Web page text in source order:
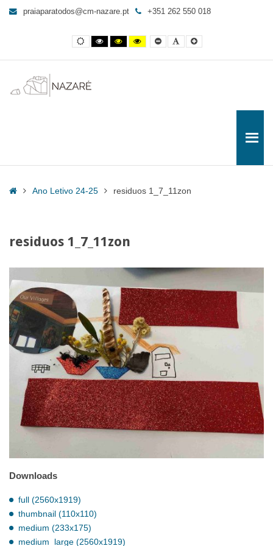
para
praiaparatodos@cm-nazare.pt +351 262 550 018
Contraste
normal
Contraste
preto
branco
Contraste
preto
amarelo
Yellow
and
contrast
Smaller
Font
Letra
por
Letra
maior
HomeAno Letivo 24-25 residuos 1_7_11zon
residuos 1_7_11zon
Downloads
full (2560x1919)
thumbnail (110x110)
medium (233x175)
medium_large (2560x1919)